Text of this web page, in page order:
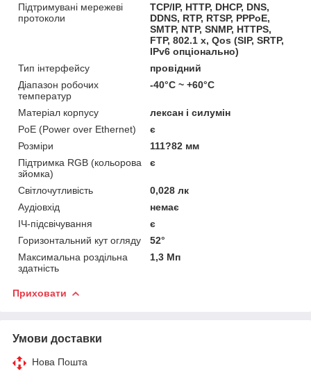
Підтримувані мережеві
протоколи
TCP/IP, HTTP, DHCP, DNS,
DDNS, RTP, RTSP, PPPoE,
SMTP, NTP, SNMP, HTTPS,
FTP, 802.1 x, Qos (SIP, SRTP,
IPv6 опціонально)
Тип інтерфейсу
провідний
Діапазон робочих
температур
-40°C ~ +60°C
Матеріал корпусу
лексан і силумін
PoE (Power over Ethernet)
є
Розміри
111?82 мм
Підтримка RGB (кольорова
зйомка)
є
Світлочутливість
0,028 лк
Аудіовхід
немає
ІЧ-підсвічування
є
Горизонтальний кут огляду
52°
Максимальна роздільна
здатність
1,3 Мп
Приховати
Умови доставки
Нова Пошта